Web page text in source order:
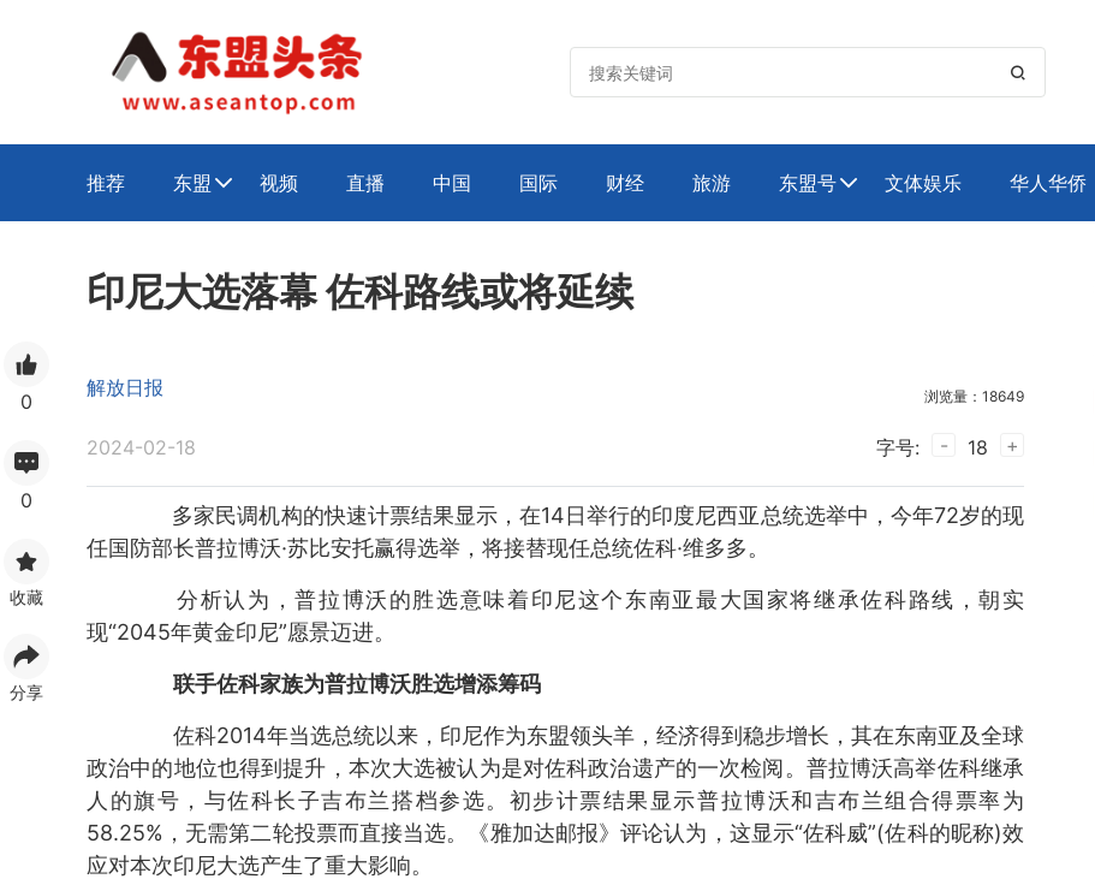

推荐 东盟  视频 直播 中国 国际 财经 旅游 东盟号 文体娱乐 华人华侨
0
0
收藏
分享
印尼大选落幕 佐科路线或将延续
解放日报 浏览量：18649
2024-02-18 字号: - 18 +
多家民调机构的快速计票结果显示，在14日举行的印度尼西亚总统选举中，今年72岁的现
任国防部长普拉博沃·苏比安托赢得选举，将接替现任总统佐科·维多多。
分析认为，普拉博沃的胜选意味着印尼这个东南亚最大国家将继承佐科路线，朝实
现“2045年黄金印尼”愿景迈进。
联手佐科家族为普拉博沃胜选增添筹码
佐科2014年当选总统以来，印尼作为东盟领头羊，经济得到稳步增长，其在东南亚及全球
政治中的地位也得到提升，本次大选被认为是对佐科政治遗产的一次检阅。普拉博沃高举佐科继承
人的旗号，与佐科长子吉布兰搭档参选。初步计票结果显示普拉博沃和吉布兰组合得票率为
58.25%，无需第二轮投票而直接当选。《雅加达邮报》评论认为，这显示“佐科威”(佐科的昵称)效
应对本次印尼大选产生了重大影响。